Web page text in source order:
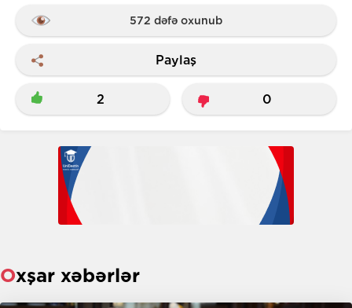
572 dəfə oxunub
Paylaş
2 0
Oxşar xəbərlər